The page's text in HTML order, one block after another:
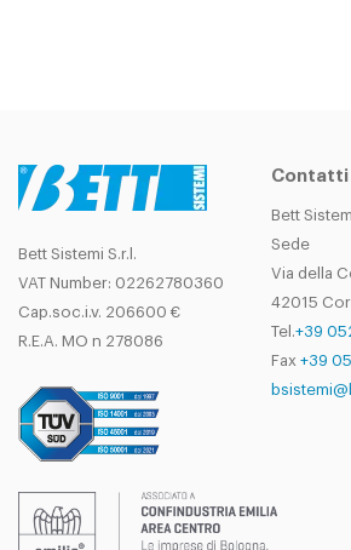
Bett Sistemi S.r.l.
VAT Number: 02262780360
Cap.soc.i.v. 206600 €
R.E.A. MO n 278086
Contatti
Bett
Sede
Via della
42015
Tel.+39
Fax +39